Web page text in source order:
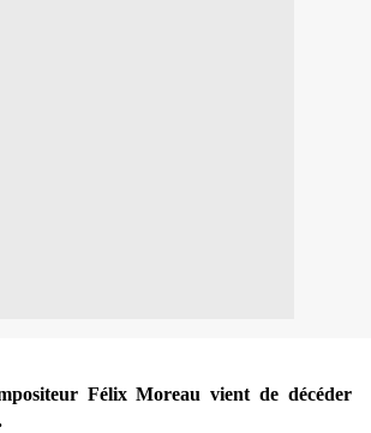
Félix Moreau vient de décéder